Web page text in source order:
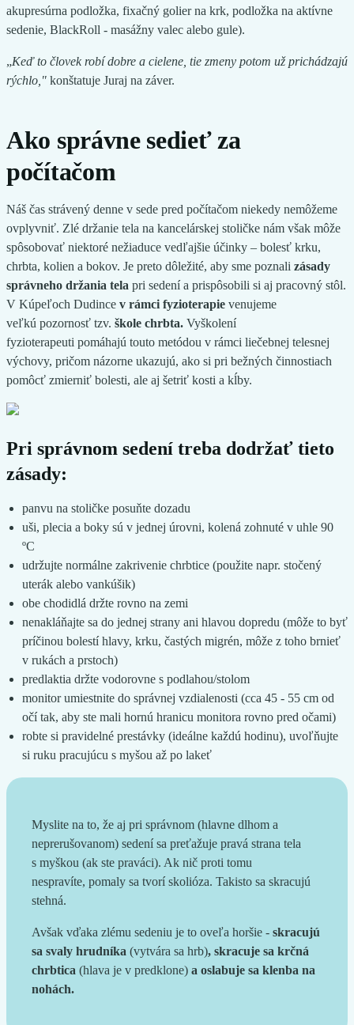
akupresúrna podložka, fixačný golier na krk, podložka na aktívne
sedenie, BlackRoll - masážny valec alebo gule).
„Keď to človek robí dobre a cielene, tie zmeny potom už prichádzajú
rýchlo," konštatuje Juraj na záver.
Ako správne sedieť za
počítačom
Náš čas strávený denne v sede pred počítačom niekedy nemôžeme
ovplyvniť. Zlé držanie tela na kancelárskej stoličke nám však môže
spôsobovať niektoré nežiaduce vedľajšie účinky – bolesť krku,
chrbta, kolien a bokov. Je preto dôležité, aby sme poznali zásady
správneho držania tela pri sedení a prispôsobili si aj pracovný stôl.
V Kúpeľoch Dudince v rámci fyzioterapie venujeme
veľkú pozornosť tzv. škole chrbta. Vyškolení
fyzioterapeuti pomáhajú touto metódou v rámci liečebnej telesnej
výchovy, pričom názorne ukazujú, ako si pri bežných činnostiach
pomôcť zmierniť bolesti, ale aj šetriť kosti a kĺby.
Pri správnom sedení treba dodržať tieto
zásady:
panvu na stoličke posuňte dozadu
uši, plecia a boky sú v jednej úrovni, kolená zohnuté v uhle 90
ºC
udržujte normálne zakrivenie chrbtice (použite napr. stočený
uterák alebo vankúšik)
obe chodidlá držte rovno na zemi
nenakláňajte sa do jednej strany ani hlavou dopredu (môže to byť
príčinou bolestí hlavy, krku, častých migrén, môže z toho brnieť
v rukách a prstoch)
predlaktia držte vodorovne s podlahou/stolom
monitor umiestnite do správnej vzdialenosti (cca 45 - 55 cm od
očí tak, aby ste mali hornú hranicu monitora rovno pred očami)
robte si pravidelné prestávky (ideálne každú hodinu), uvoľňujte
si ruku pracujúcu s myšou až po lakeť
Myslite na to, že aj pri správnom (hlavne dlhom a
neprerušovanom) sedení sa preťažuje pravá strana tela
s myškou (ak ste praváci). Ak nič proti tomu
nespravíte, pomaly sa tvorí skolióza. Takisto sa skracujú
stehná.
Avšak vďaka zlému sedeniu je to oveľa horšie - skracujú
sa svaly hrudníka (vytvára sa hrb), skracuje sa krčná
chrbtica (hlava je v predklone) a oslabuje sa klenba na
nohách.